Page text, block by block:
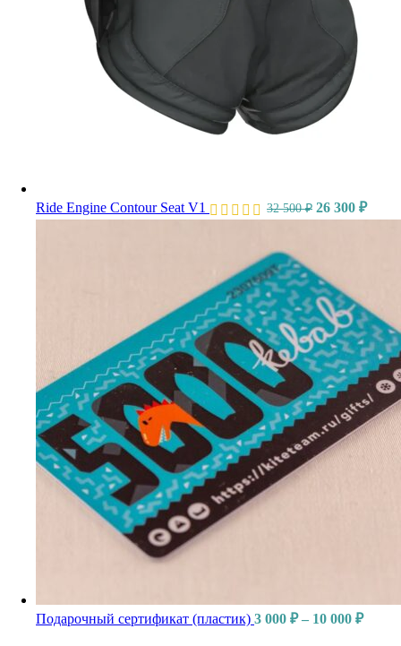
Ride Engine Contour Seat V1 32 500₽ 26 300 ₽
Подарочный сертификат (пластик) 3 000 ₽ – 10 000 ₽